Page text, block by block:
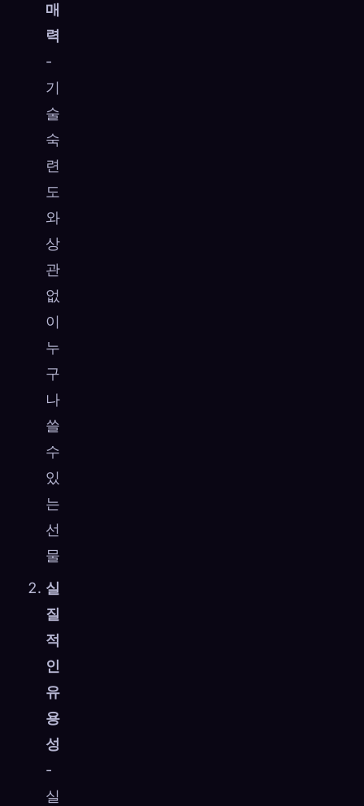
매
력
-
기
술
숙
련
도
와
상
관
없
이
누
구
나
쓸
수
있
는
선
물
실
질
적
인
유
용
성
-
실